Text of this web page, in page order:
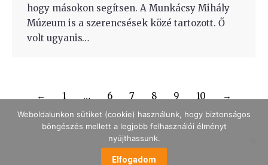
hogy másokon segítsen. A Munkácsy Mihály
Múzeum is a szerencsések közé tartozott. Ő
volt ugyanis…
← 1 … 6 7 8 9 10 →
MENÜ
Weboldalunkon sütiket (cookie) használunk, hogy biztonságos
böngészés mellett a legjobb felhasználói élményt
nyújthassunk.
Elfogadom